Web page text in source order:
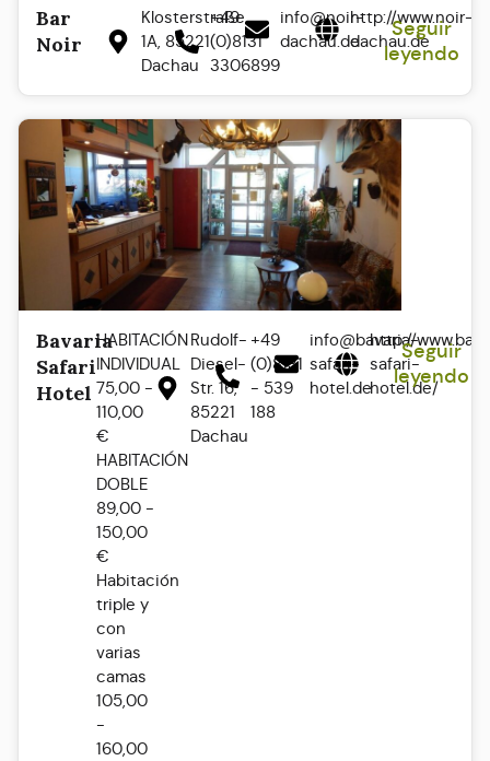
Bar
Noir
Klosterstraße
1A, 85221
Dachau
+49
(0)8131
3306899
info@noir-
dachau.de
http://www.noir-
dachau.de
Seguir
leyendo
Bavaria
Safari
Hotel
HABITACIÓN
INDIVIDUAL
75,00 -
110,00
€
HABITACIÓN
DOBLE
89,00 -
150,00
€
Habitación
triple y
con
varias
camas
105,00
-
160,00
Rudolf-
Diesel-
Str. 16,
85221
Dachau
+49
(0)8131
- 539
188
info@bavaria-
safari-
hotel.de
http://
safari-
hotel.de/
Seguir
leyendo